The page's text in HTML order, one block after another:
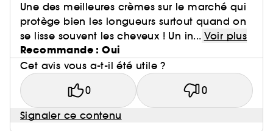
Une des meilleures crèmes sur le marché qui
protège bien les longueurs surtout quand on
se lisse souvent les cheveux ! Un in... Voir plus
Recommande : Oui
Cet avis vous a-t-il été utile ?
0 0
Signaler ce contenu